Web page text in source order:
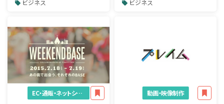
ビジネス ビジネス
EC・通販・ネットショップ 動画・映像制作